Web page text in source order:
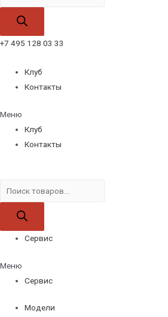
товаров
+7 495 128 03 33
Клуб
Контакты
Меню
Клуб
Контакты
товаров
Сервис
Меню
Сервис
Модели